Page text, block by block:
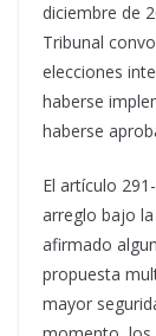
diciembre de
Tribunal
elecciones
haberse
haberse
El artículo
arreglo bajo
afirmado
propuesta
mayor